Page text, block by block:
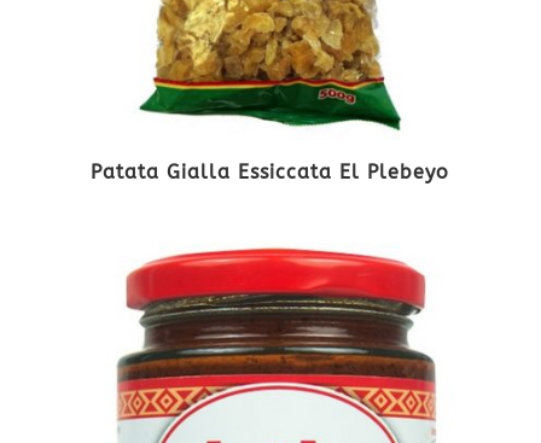
Patata Gialla Essiccata El Plebeyo